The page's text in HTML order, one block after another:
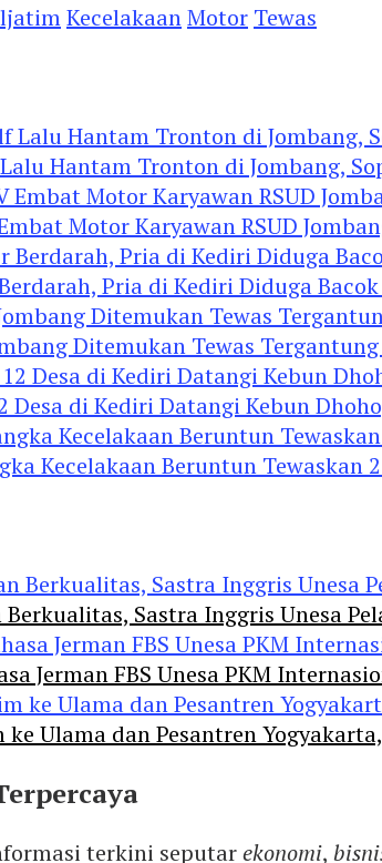
KecelakaanMotor Tewas
Hantam Tronton di Jombang,
Motor Karyawan RSUD
Pria di Kediri Diduga
Ditemukan Tewas
Desa di Kediri Datangi Kebun
Kecelakaan Beruntun Tewaskan
Sastra Inggris Unesa
Jerman FBS Unesa PKM
Ulama dan Pesantren
terkini seputarekonomi,